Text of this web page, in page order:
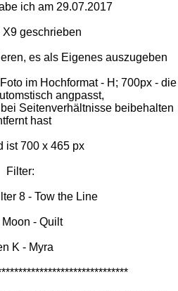
ich am 29.07.2017
X9 geschrieben
es als Eigenes auszugeben
im Hochformat - H; 700px - die
angpasst,
Seitenverhältnisse beibehalten
hast
ist 700 x 465 px
Filter:
8 - Tow the Line
- Quilt
K - Myra